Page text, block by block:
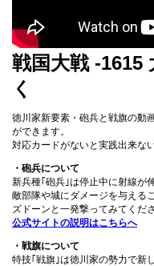
戦国大戦 -1615
く
徳川家新要素・砲兵と戦旗の動
ができます。
対応カードがないと実践出来な
・砲兵について
新兵種｢砲兵｣は停止中に射線が
敵部隊や城にダメージを与える
ズドーンと一発撃ってみてくだ
公式サイトの説明はこちらへ
・戦旗について
特技｢戦旗｣は徳川家の勢力で新